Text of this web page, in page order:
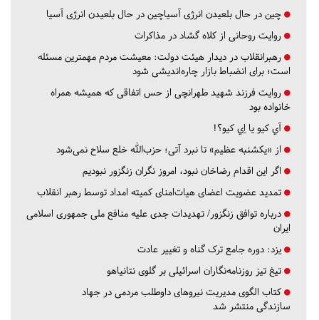
چین در حال بلعیدن انرژی آسیاچین در حال بلعیدن انرژی آسیا
روایت روحانی از کلاه گشاد در مذاکرات
رهبرانقلاب در دیدار هیئت دولت: معیشت مردم مهمترین مسئله
است؛ برای انضباط بازار چاره‌اندیشی شود
روایت فرزند شهید طهرانچی از حس اتفاقی که همیشه همراه
خانواده بود
آي كيو يا اِي كيو؟!
از «یکشنبه عظیم» تا نبرد آتی؛ حزب‌الله خلع سلاح نمی‌شود
اگر این اقدام رضاخان نبود، امروز نگران زنگزور نبودیم
تمدید عضویت اعضای هیات‌امنای کمیته امداد توسط رهبر انقلاب
درباره توافق زنگزور/ تهدیدات جدی علیه منافع ملی جمهوری اسلامی
ایران
یزد: دوره جامع ترک گناه و تغییر عادت
تیغ تیز روزنامه‌نگاران اسرائیلی بر گلوی نتانیاهو
کتاب الگوی مدیریت نیروهای داوطلب مردمی در جهاد
سازندگی منتشر شد